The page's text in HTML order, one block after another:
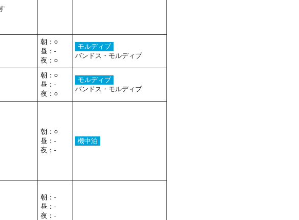
朝：○
昼：-
夜：○
モルディブ
バンドス・モルディブ
朝：○
昼：-
夜：○
モルディブ
バンドス・モルディブ
朝：○
昼：-
夜：-
機中泊
朝：-
昼：-
夜：-